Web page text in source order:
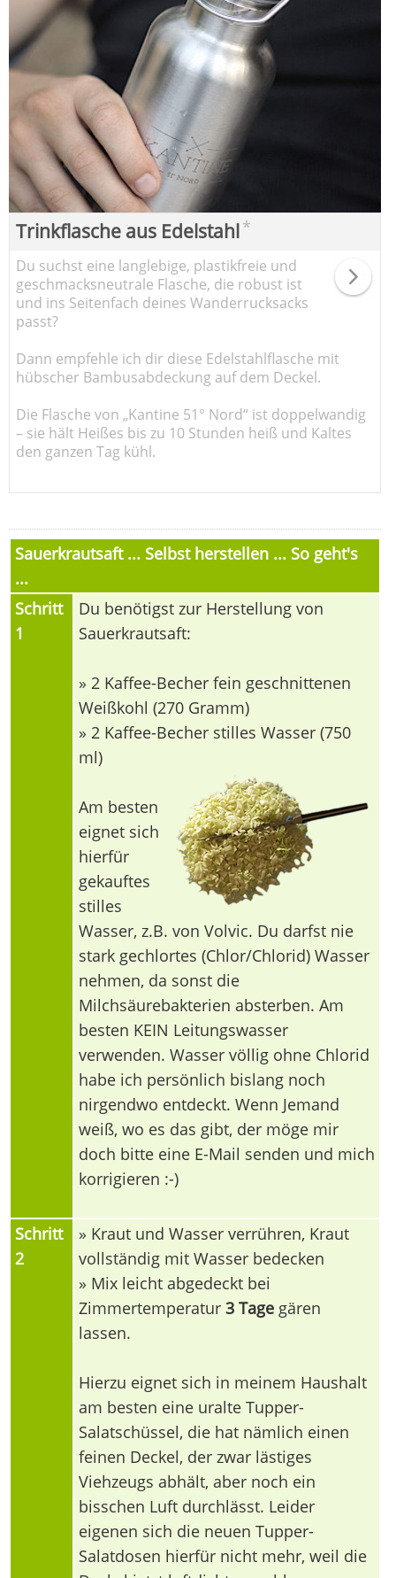
Trinkflasche aus Edelstahl*
Du suchst eine langlebige, plastikfreie und
geschmacksneutrale Flasche, die robust ist
und ins Seitenfach deines Wanderrucksacks
passt?
Dann empfehle ich dir diese Edelstahlflasche mit
hübscher Bambusabdeckung auf dem Deckel.
Die Flasche von „Kantine 51° Nord“ ist doppelwandig
– sie hält Heißes bis zu 10 Stunden heiß und Kaltes
den ganzen Tag kühl.
Sauerkrautsaft ... Selbst herstellen ... So geht's
...
Schritt
1
Du benötigst zur Herstellung von
Sauerkrautsaft:
» 2 Kaffee-Becher fein geschnittenen
Weißkohl (270 Gramm)
» 2 Kaffee-Becher stilles Wasser (750
ml)
Am besten
eignet sich
hierfür
gekauftes
stilles
Wasser, z.B. von Volvic. Du darfst nie
stark gechlortes (Chlor/Chlorid) Wasser
nehmen, da sonst die
Milchsäurebakterien absterben. Am
besten KEIN Leitungswasser
verwenden. Wasser völlig ohne Chlorid
habe ich persönlich bislang noch
nirgendwo entdeckt. Wenn Jemand
weiß, wo es das gibt, der möge mir
doch bitte eine E-Mail senden und mich
korrigieren :-)
Schritt
2
» Kraut und Wasser verrühren, Kraut
vollständig mit Wasser bedecken
» Mix leicht abgedeckt bei
Zimmertemperatur 3 Tage gären
lassen.
Hierzu eignet sich in meinem Haushalt
am besten eine uralte Tupper-
Salatschüssel, die hat nämlich einen
feinen Deckel, der zwar lästiges
Viehzeugs abhält, aber noch ein
bisschen Luft durchlässt. Leider
eigenen sich die neuen Tupper-
Salatdosen hierfür nicht mehr, weil die